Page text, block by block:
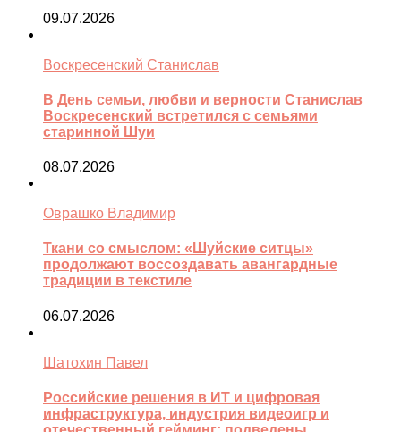
09.07.2026
Воскресенский Станислав
В День семьи, любви и верности Станислав
Воскресенский встретился с семьями
старинной Шуи
08.07.2026
Оврашко Владимир
Ткани со смыслом: «Шуйские ситцы»
продолжают воссоздавать авангардные
традиции в текстиле
06.07.2026
Шатохин Павел
Российские решения в ИТ и цифровая
инфраструктура, индустрия видеоигр и